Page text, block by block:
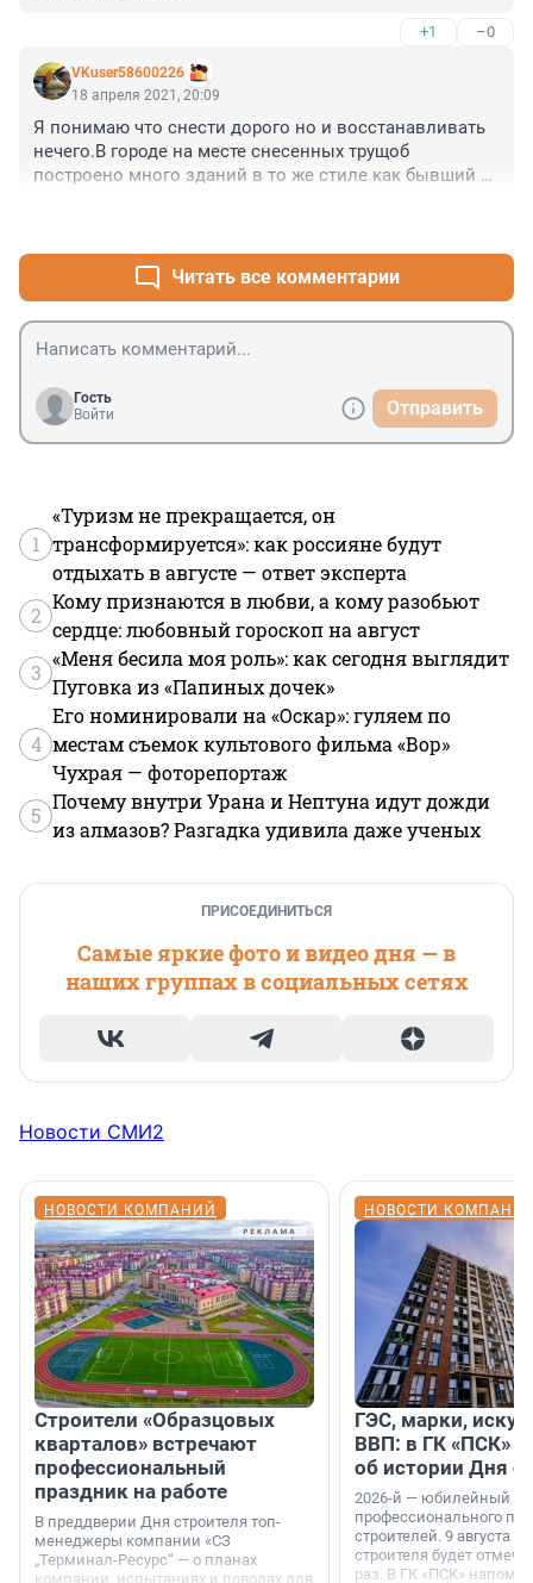
+1 –0
VKuser58600226
18 апреля 2021, 20:09
Я понимаю что снести дорого но и восстанавливать
нечего.В городе на месте снесенных трущоб
построено много зданий в то же стиле как бывший
Читать все комментарии
Гость
Войти
Отправить
1
«Туризм не прекращается, он
трансформируется»: как россияне будут
отдыхать в августе — ответ эксперта
2
Кому признаются в любви, а кому разобьют
сердце: любовный гороскоп на август
3
«Меня бесила моя роль»: как сегодня выглядит
Пуговка из «Папиных дочек»
4
Его номинировали на «Оскар»: гуляем по
местам съемок культового фильма «Вор»
Чухрая — фоторепортаж
5
Почему внутри Урана и Нептуна идут дожди
из алмазов? Разгадка удивила даже ученых
ПРИСОЕДИНИТЬСЯ
Самые яркие фото и видео дня — в
наших группах в социальных сетях
Новости СМИ2
НОВОСТИ КОМПАНИЙ
Строители «Образцовых
кварталов» встречают
профессиональный
праздник на работе
В преддверии Дня строителя топ-
менеджеры компании «СЗ
„Терминал-Ресурс“ — о планах
компании, испытаниях и поводах для
НОВОСТИ
ГЭС, марки,
ВВП: в ГК «ПСК»
об истории Дня
2026-й — юбилейный
профессионального
строителей. 9 августа
строителя будет
раз. В ГК «ПСК»